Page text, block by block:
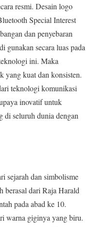
resmi. Desain logo
Special Interest
dan penyebaran
gunakan secara luas pada
ini. Maka
yang kuat dan konsisten.
teknologi komunikasi
inovatif untuk
di seluruh dunia dengan
sejarah dan simbolisme
berasal dari Raja Harald
pada abad ke 10.
warna giginya yang biru.